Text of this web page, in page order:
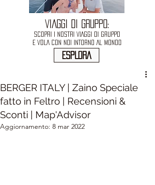
VIAGGI DI GRUPPO:
SCOPRI I NOSTRI VIAGGI DI GRUPPO
E VOLA CON NOI INTORNO AL MONDO
ESPLORA
BERGER ITALY | Zaino Speciale
fatto in Feltro | Recensioni &
Sconti | Map'Advisor
Aggiornamento: 8 mar 2022